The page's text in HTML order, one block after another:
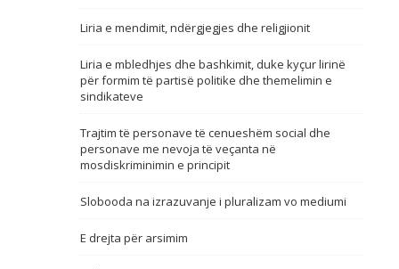
Liria e mendimit, ndërgjegjes dhe religjionit
Liria e mbledhjes dhe bashkimit, duke kyçur lirinë
për formim të partisë politike dhe themelimin e
sindikateve
Trajtim të personave të cenueshëm social dhe
personave me nevoja të veçanta në
mosdiskriminimin e principit
Slobooda na izrazuvanje i pluralizam vo mediumi
E drejta për arsimim